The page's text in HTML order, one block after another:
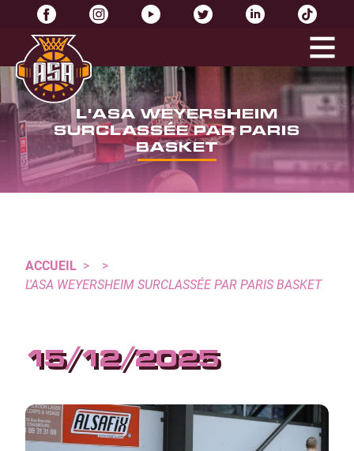
L'ASA WEYERSHEIM
SURCLASSÉE PAR PARIS
BASKET
ACCUEIL >
>
L'ASA WEYERSHEIM SURCLASSÉE PAR PARIS BASKET
15/12/2025